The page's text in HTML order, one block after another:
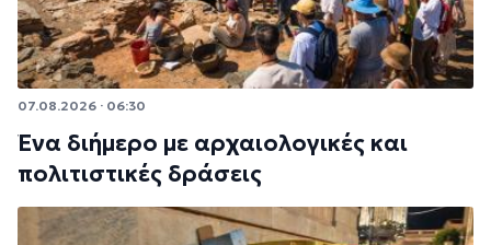
07.08.2026 · 06:30
Ένα διήμερο με αρχαιολογικές και
πολιτιστικές δράσεις